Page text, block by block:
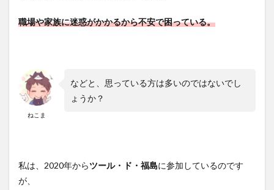
職場や家族に迷惑がかかるから不安で困っている。
ねこま
などと、思っている方は多いのではないでし
ょうか？
私は、2020年からツール・ド・福島に参加しているのです
が、